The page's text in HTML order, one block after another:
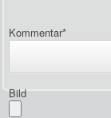
Kommentar*
Bild